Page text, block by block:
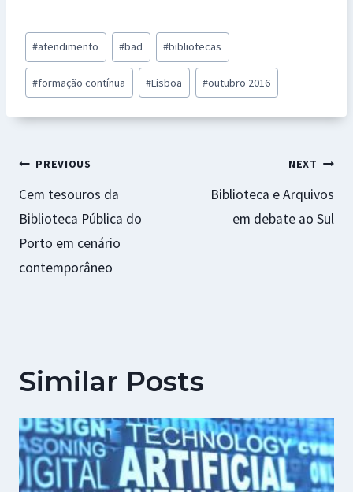
b
o
o
k
at
sA
p
p
se
n
ge
r
er
es
t
ai
l
ar
e
Post
Tags:
#atendimento #bad #bibliotecas
#formação contínua #Lisboa #outubro 2016
Navegação
de
artigos
PREVIOUS
Cem tesouros da
Biblioteca Pública do
Porto em cenário
contemporâneo
NEXT
Biblioteca e Arquivos
em debate ao Sul
Similar Posts